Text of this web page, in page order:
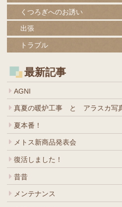
くつろぎへのお誘い
出張
トラブル
最新記事
AGNI
真夏の暖炉工事 と アラスカ写
夏本番！
メトス新商品発表会
復活しました！
昔昔
メンテナンス